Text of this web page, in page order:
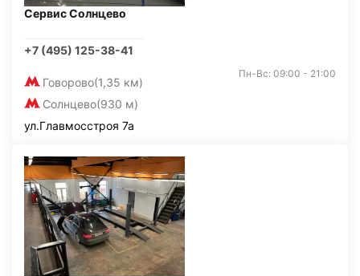
Сервис Солнцево
+7 (495) 125-38-41
Говорово(1,35 км)
Солнцево(930 м)
Пн-Вс: 09:00 - 21:00
ул.Главмосстроя 7а